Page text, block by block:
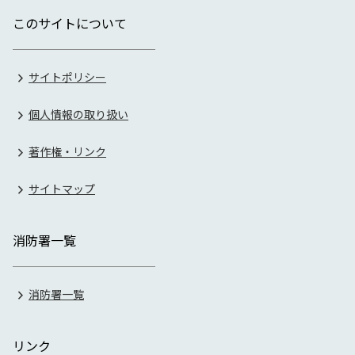
このサイトについて
サイトポリシー
個人情報の取り扱い
著作権・リンク
サイトマップ
消防署一覧
消防署一覧
リンク